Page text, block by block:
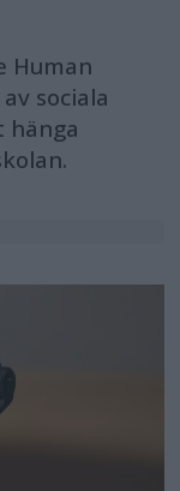
Human
sociala
hänga